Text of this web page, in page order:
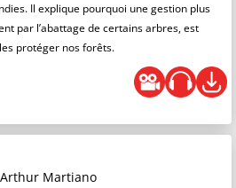
Il explique pourquoi une gestion plus
par l’abattage de certains arbres, est
protéger nos forêts.
Martiano